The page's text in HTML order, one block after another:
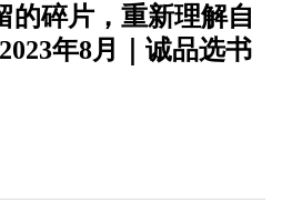
的碎片，重新理解自
年8月｜诚品选书